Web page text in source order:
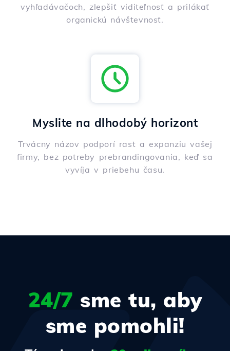
vyhľadávačoch, zlepšiť viditeľnosť a prilákať
organickú návštevnosť.
Myslite na dlhodobý horizont
Trvácny názov podporí rast a expanziu vašej
firmy, bez potreby prebrandingovania, keď sa
vyvíja v priebehu času.
24/7 sme tu, aby
sme pomohli!